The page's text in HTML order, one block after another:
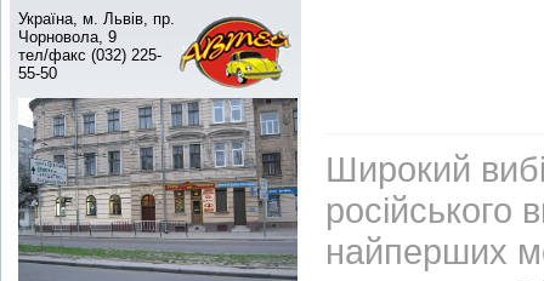
Україна, м. Львів, пр.
Чорновола, 9
тел/факс (032) 225-
55-50
Широкий
найперших